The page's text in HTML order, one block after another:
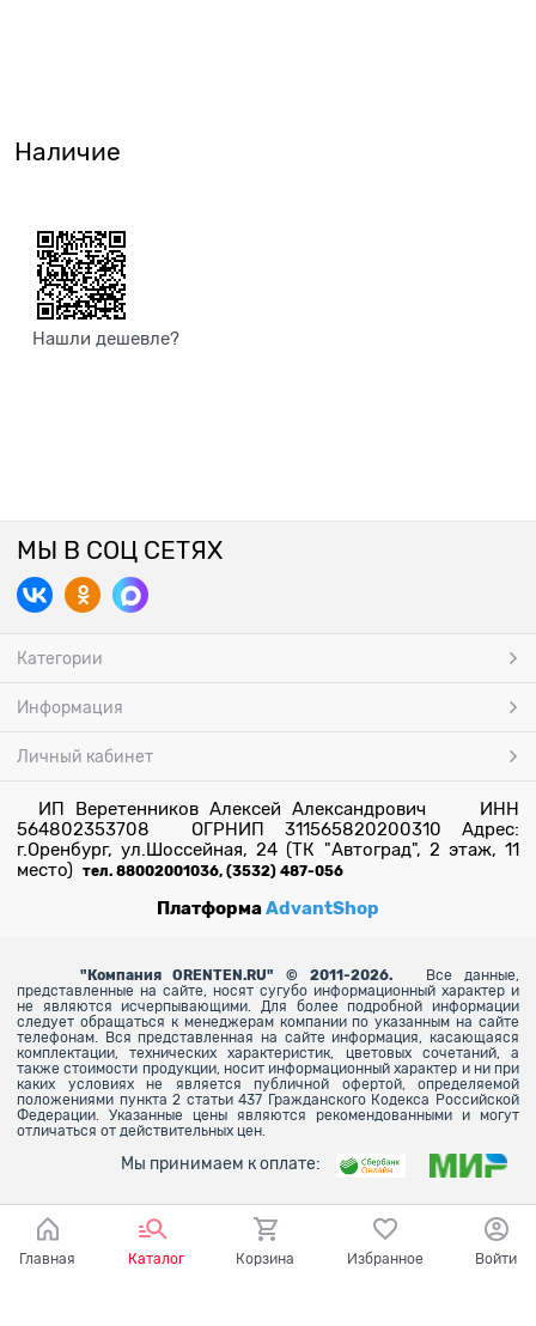
Наличие
Нашли дешевле?
МЫ В СОЦ СЕТЯХ
Категории
Информация
Личный кабинет
ИП Веретенников Алексей Александрович ИНН
564802353708 ОГРНИП 311565820200310 Адрес:
г.Оренбург, ул.Шоссейная, 24 (ТК "Автоград", 2 этаж, 11
место) тел. 88002001036, (3532) 487-056
ПлатформаAdvantShop
" Компания ORENTEN.RU" © 2011-2026.
Все данные,
представленные на сайте, носят сугубо информационный характер и
не являются исчерпывающими. Для более подробной информации
следует обращаться к менеджерам компании по указанным на сайте
телефонам. Вся представленная на сайте информация, касающаяся
комплектации, технических характеристик, цветовых сочетаний, а
также стоимости продукции, носит информационный характер и ни при
каких условиях не является публичной офертой, определяемой
положениями пункта 2 статьи 437 Гражданского Кодекса Российской
Федерации. Указанные цены являются рекомендованными и могут
отличаться от действительных цен.
Мы принимаем к оплате:
Главная Каталог Корзина Избранное Войти